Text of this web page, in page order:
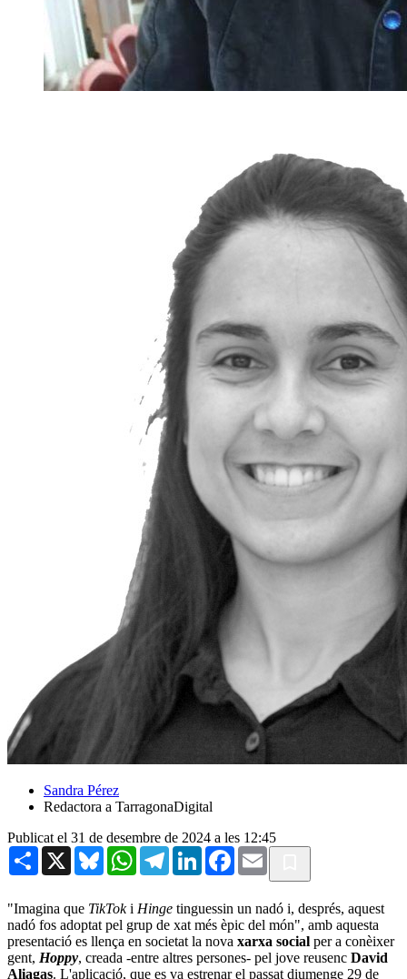
Sandra Pérez
Redactora a TarragonaDigital
Publicat el 31 de desembre de 2024 a les 12:45
Share X BlueskyWhatsAppTelegramLinkedInFacebook
Email
"Imagina que TikToki Hinge tinguessin un nadó i, després, aquest
nadó fos adoptat pel grup de xat més èpic del món", amb aquesta
presentació es llença en societat la nova xarxa social per a conèixer
gent, Hoppy, creada -entre altres persones- pel jove reusenc David
Aliagas. L'aplicació, que es va estrenar el passat diumenge 29 de